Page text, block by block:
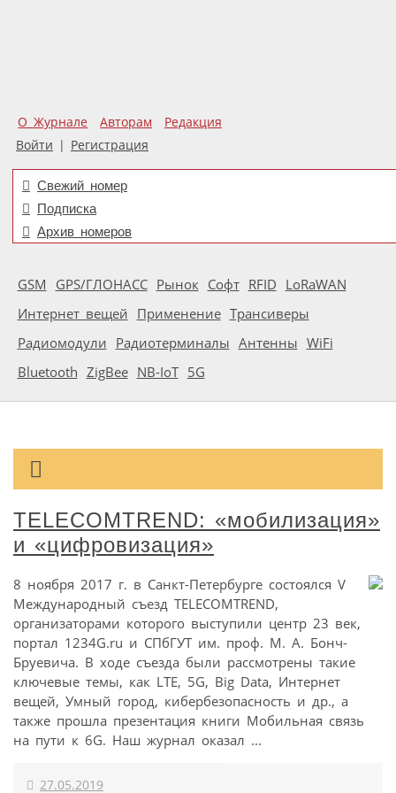
О Журнале Авторам
Редакция
Войти | Регистрация
Свежий номер
Подписка
Архив номеров
GSM GPS/ГЛОНАСС Рынок Софт RFID LoRaWAN
Интернет вещей Применение Трансиверы
Радиомодули Радиотерминалы Антенны WiFi
Bluetooth ZigBee NB-IoT 5G
TELECOMTREND: «мобилизация»
и «цифровизация»
8 ноября 2017 г. в Санкт-Петербурге состоялся V
Международный съезд TELECOMTREND,
организаторами которого выступили центр 23 век,
портал 1234G.ru и СПбГУТ им. проф. М. А. Бонч-
Бруевича. В ходе съезда были рассмотрены такие
ключевые темы, как LTE, 5G, Big Data, Интернет
вещей, Умный город, кибербезопасность и др., а
также прошла презентация книги Мобильная связь
на пути к 6G. Наш журнал оказал ...
27.05.2019